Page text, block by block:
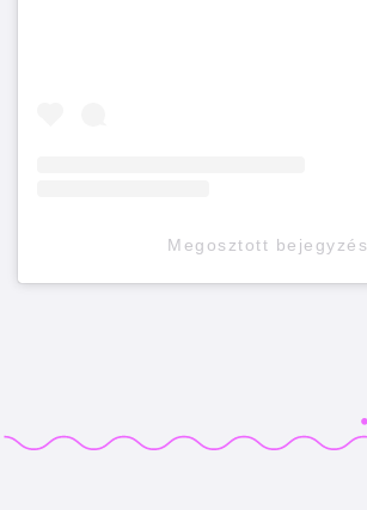
Megosztott bejegyzés